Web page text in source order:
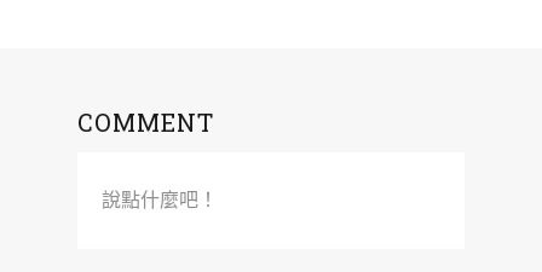
COMMENT
說點什麼吧！